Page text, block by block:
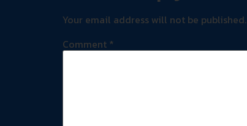
Your email address will not be published.
Comment *